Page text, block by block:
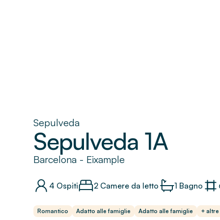
Sepulveda
Sepulveda 1A
Barcelona - Eixample
4 Ospiti 2 Camere da letto 1 Bagno
Romantico Adatto alle famiglie Adatto alle famiglie + altre